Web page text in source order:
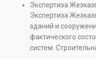
элементов и
Услуга
капитальном
также при
проверках.
Экспертиза
Экспертиза
зданий и
фактического
систем.